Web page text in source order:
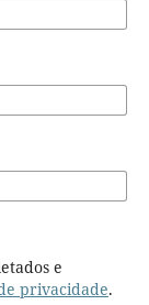
privacidade.